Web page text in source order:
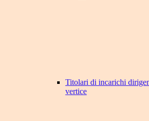
Titolari di incarichi
vertice